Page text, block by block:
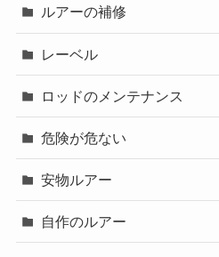
ルアーの補修
レーベル
ロッドのメンテナンス
危険が危ない
安物ルアー
自作のルアー